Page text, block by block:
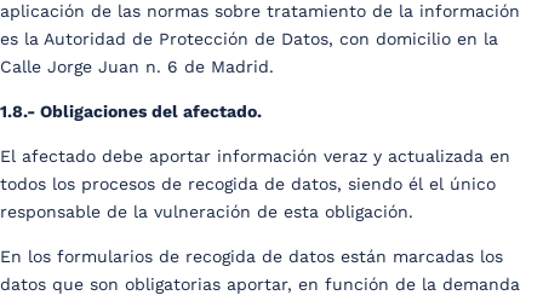
aplicación de las normas sobre tratamiento de la información
es la Autoridad de Protección de Datos, con domicilio en la
Calle Jorge Juan n. 6 de Madrid.
1.8.- Obligaciones del afectado.
El afectado debe aportar información veraz y actualizada en
todos los procesos de recogida de datos, siendo él el único
responsable de la vulneración de esta obligación.
En los formularios de recogida de datos están marcadas los
datos que son obligatorias aportar, en función de la demanda